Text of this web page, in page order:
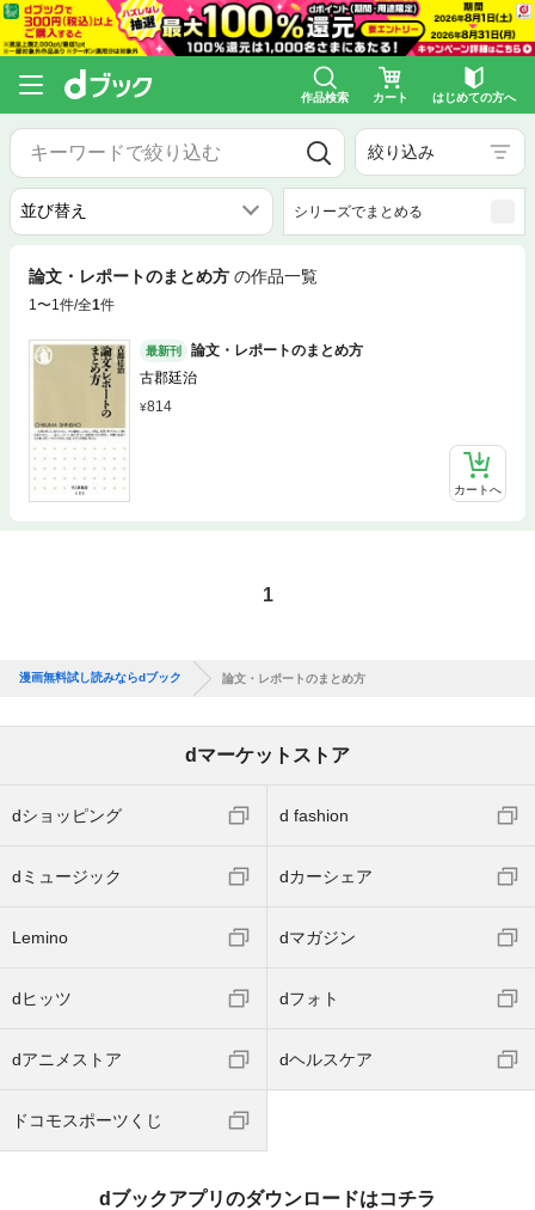
作品検索 カート はじめての方へ
絞り込み
シリーズでまとめる
論文・レポートのまとめ方 の作品一覧
1〜1件/全1件
最新刊
論文・レポートのまとめ方
古郡廷治
814
カートへ
1
漫画無料試し読みならdブック 論文・レポートのまとめ方
dマーケットストア
dショッピング d fashion
dミュージック dカーシェア
Lemino dマガジン
dヒッツ dフォト
dアニメストア dヘルスケア
ドコモスポーツくじ
dブックアプリのダウンロードはコチラ